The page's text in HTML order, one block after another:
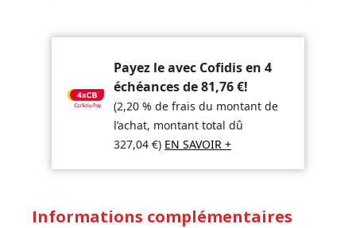
Payez le avec Cofidis en 4
échéances de81,76€!
(2,20 % de frais du montant de
l’achat, montant total dû
327,04€) EN SAVOIR +
Informations complémentaires